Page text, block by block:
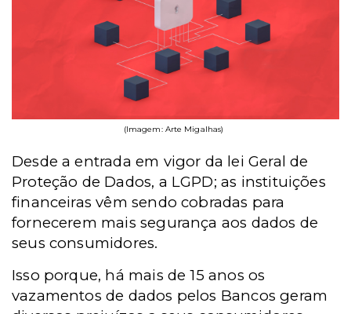
(Imagem: Arte Migalhas)
Desde a entrada em vigor da lei Geral de
Proteção de Dados, a LGPD; as instituições
financeiras vêm sendo cobradas para
fornecerem mais segurança aos dados de
seus consumidores.
Isso porque, há mais de 15 anos os
vazamentos de dados pelos Bancos geram